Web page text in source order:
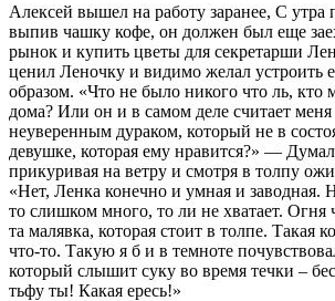
Алексей вышел на работу заранее, С утра
выпив чашку кофе, он должен был еще
рынок и купить цветы для секретарши
ценил Леночку и видимо желал устроить
образом. «Что не было никого что ль, кто
дома? Или он и в самом деле считает
неуверенным дураком, который не в
девушке, которая ему нравится?» —
прикуривая на ветру и смотря в толпу
«Нет, Ленка конечно и умная и заводная.
то слишком много, то ли не хватает. Огня
та малявка, которая стоит в толпе. Такая
что-то. Такую я б и в темноте
который слышит суку во время течки –
тьфу ты! Какая ересь!»